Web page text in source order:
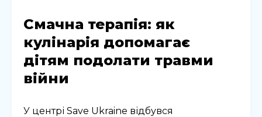
Смачна терапія: як
кулінарія допомагає
дітям подолати травми
війни
У центрі Save Ukraine відбувся